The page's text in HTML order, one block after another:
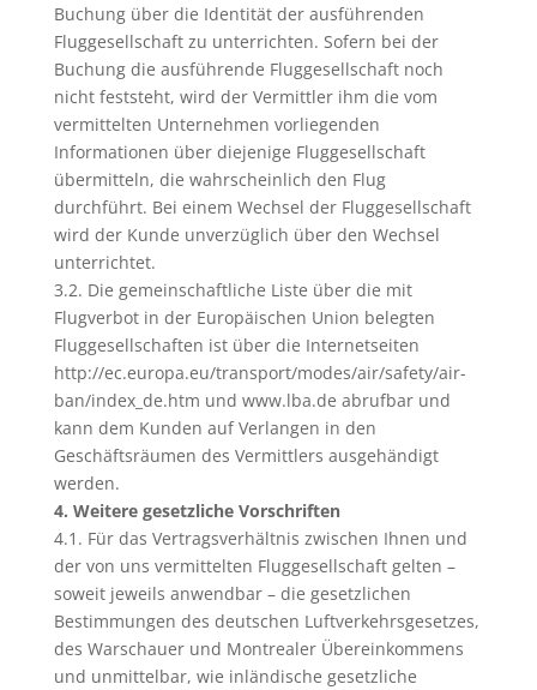
Buchung über die Identität der ausführenden
Fluggesellschaft zu unterrichten. Sofern bei der
Buchung die ausführende Fluggesellschaft noch
nicht feststeht, wird der Vermittler ihm die vom
vermittelten Unternehmen vorliegenden
Informationen über diejenige Fluggesellschaft
übermitteln, die wahrscheinlich den Flug
durchführt. Bei einem Wechsel der Fluggesellschaft
wird der Kunde unverzüglich über den Wechsel
unterrichtet.
3.2. Die gemeinschaftliche Liste über die mit
Flugverbot in der Europäischen Union belegten
Fluggesellschaften ist über die Internetseiten
http://ec.europa.eu/transport/modes/air/safety/air-
ban/index_de.htm und www.lba.de abrufbar und
kann dem Kunden auf Verlangen in den
Geschäftsräumen des Vermittlers ausgehändigt
werden.
4. Weitere gesetzliche Vorschriften
4.1. Für das Vertragsverhältnis zwischen Ihnen und
der von uns vermittelten Fluggesellschaft gelten –
soweit jeweils anwendbar – die gesetzlichen
Bestimmungen des deutschen Luftverkehrsgesetzes,
des Warschauer und Montrealer Übereinkommens
und unmittelbar, wie inländische gesetzliche